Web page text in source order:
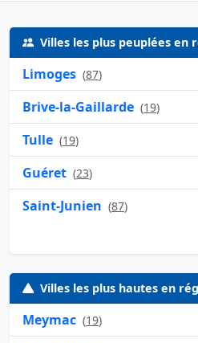
Villes les plus peuplées en
Limoges (87)
Brive-la-Gaillarde (19)
Tulle (19)
Guéret (23)
Saint-Junien (87)
Villes les plus hautes en
Meymac (19)